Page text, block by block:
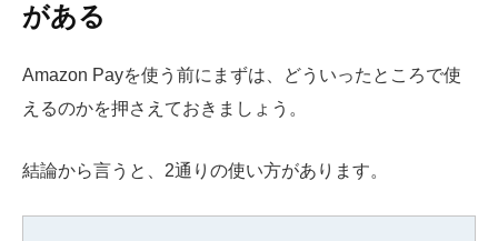
がある
Amazon Payを使う前にまずは、どういったところで使
えるのかを押さえておきましょう。
結論から言うと、2通りの使い方があります。